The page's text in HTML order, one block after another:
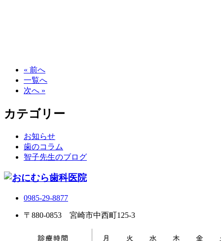
« 前へ
一覧へ
次へ »
カテゴリー
お知らせ
歯のコラム
智子先生のブログ
0985-29-8877
〒880-0853 宮崎市中西町125-3